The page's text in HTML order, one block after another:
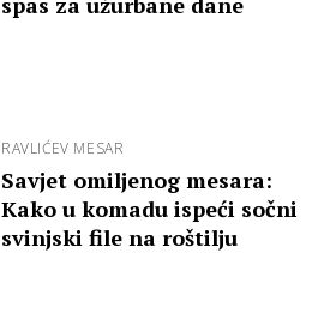
RAVLIĆEV MESAR
Savjet omiljenog mesara:
Kako u komadu ispeći sočni
svinjski file na roštilju